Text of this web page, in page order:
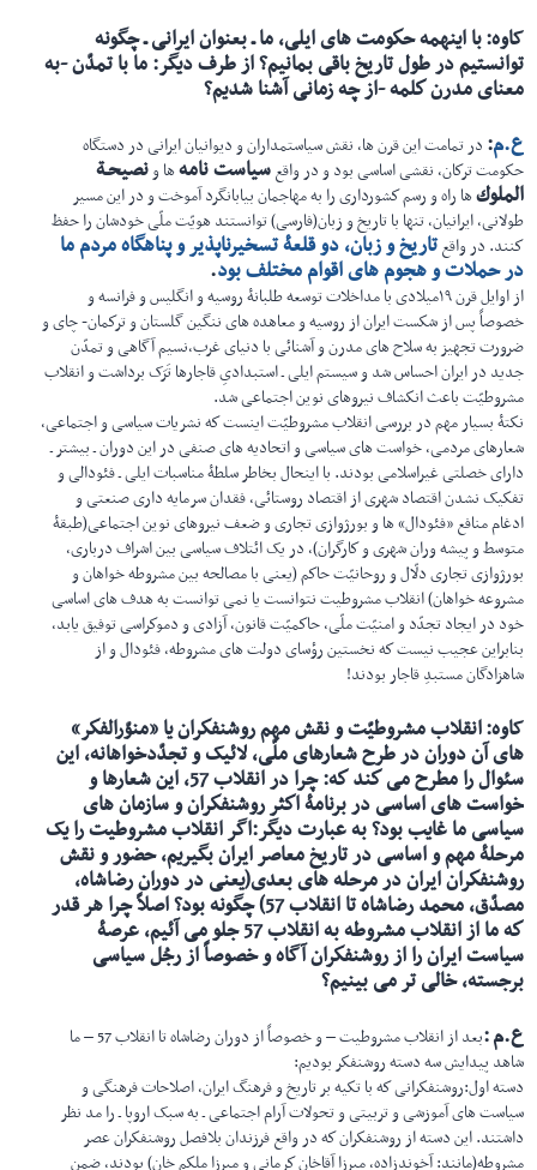
کاوه:با اینهمه حكومت های ایلی، ما ـ بعنوان ایرانی ـ چگونه
توانستیم در طول تاریخ باقی بمانیم؟ از طرف دیگر: ما با تمدّن -به
معنای مدرن كلمه -از چه زمانی آشنا شدیم؟
ع.م: در تمامت این قرن ها، نقش سیاستمداران و دیوانیان ایرانی در دستگاه
حكومت تركان، نقشی اساسی بود و در واقعسیاست نامهها ونصیحـة
الملوكها راه و رسم كشورداری را به مهاجمان بیابانگرد آموخت و در این مسیر
طولانی، ایرانیان، تنها با تاریخ و زبان(فارسی) توانستند هویّت ملّی خودشان را حفظ
كنند. در واقعتاریخ و زبان، دو قلعۀ تسخیرناپذیر و پناهگاه مردم ما
در حملات و هجوم های اقوام مختلف بود.
از اوایل قرن ۱۹میلادی با مداخلات توسعه طلبانۀ روسیه و انگلیس و فرانسه و
خصوصاً پس از شكست ایران از روسیه و معاهده های ننگین گلستان و تركمان- چای و
ضرورت تجهیز به سلاح های مدرن و آشنائی با دنیای غرب،نسیم آگاهی و تمدّن
جدید در ایران احساس شد و سیستم ایلی ـ استبدادیِ قاجارها تَرَک برداشت و انقلاب
مشروطیّت باعث انكشاف نیروهای نوین اجتماعی شد.
نكتۀ بسیار مهم در بررسی انقلاب مشروطیّت اینست كه نشریات سیاسی و اجتماعی،
شعارهای مردمی، خواست های سیاسی و اتحادیه های صنفی در این دوران ـ بیشتر ـ
دارای خصلتی غیراسلامی بودند. با اینحال بخاطر سلطۀ مناسبات ایلی ـ فئودالی و
تفكیک نشدن اقتصاد شهری از اقتصاد روستائی، فقدان سرمایه داری صنعتی و
ادغام منافع «فئودال» ها و بورژوازی تجاری و ضعف نیروهای نوین اجتماعی(طبقۀ
متوسط و پیشه وران شهری و كارگران)، در یک ائتلاف سیاسی بین اشراف درباری،
بورژوازی تجاری دلّال و روحانیّت حاكم (یعنی با مصالحه بین مشروطه خواهان و
مشروعه خواهان) انقلاب مشروطیت نتوانست یا نمی توانست به هدف های اساسی
خود در ایجاد تجدّد و امنیّت ملّی، حاكمیّت قانون، آزادی و دموكراسی توفیق یابد،
بنابراین عجیب نیست كه نخستین رؤسای دولت های مشروطه، فئودال و از
شاهزادگان مستبدِ قاجار بودند!
کاوه:انقلاب مشروطیّت و نقش مهم روشنفكران یا «منوّرالفكر»
های آن دوران در طرح شعارهای ملّی، لائیک و تجدّدخواهانه، این
سئوال را مطرح می كند كه: چرا در انقلاب 57، این شعارها و
خواست های اساسی در برنامۀ اكثر روشنفكران و سازمان های
سیاسی ما غایب بود؟ به عبارت دیگر:اگر انقلاب مشروطیت را یک
مرحلۀ مهم و اساسی در تاریخ معاصر ایران بگیریم، حضور و نقش
روشنفكران ایران در مرحله های بعدی(یعنی در دوران رضاشاه،
مصدّق، محمد رضاشاه تا انقلاب 57) چگونه بود؟ اصلاً چرا هر قدر
كه ما از انقلاب مشروطه به انقلاب 57 جلو می آئیم، عرصۀ
سیاست ایران را از روشنفكران آگاه و خصوصاً از رجُل سیاسی
برجسته، خالی تر می بینیم؟
ع.م:
بعد از انقلاب مشروطیت – و خصوصاً از دوران رضاشاه تا انقلاب 57 – ما
شاهد پیدایش سه دسته روشنفكر بودیم:
دسته اول:روشنفكرانی كه با تكیه بر تاریخ و فرهنگ ایران، اصلاحات فرهنگی و
سیاست های آموزشی و تربیتی و تحولات آرام اجتماعی ـ به سبک اروپا ـ را مد نظر
داشتند. این دسته از روشنفكران كه در واقع فرزندان بلافصل روشنفكران عصر
مشروطه(مانند: آخوندزاده، میرزا آقاخان كرمانی و میرزا ملكم خان) بودند، ضمن